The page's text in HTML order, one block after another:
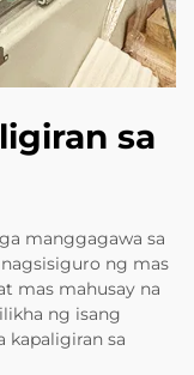
sa
manggagawa sa
ng mas
mas mahusay na
ng isang
kapaligiran sa